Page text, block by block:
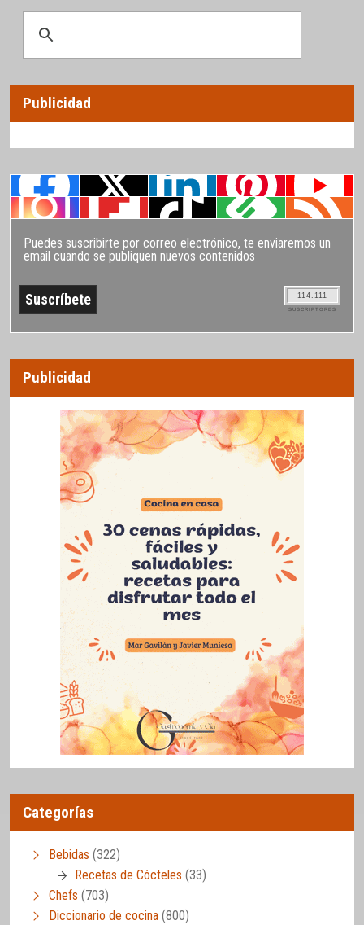
Publicidad
Puedes suscribirte por correo electrónico, te enviaremos un
email cuando se publiquen nuevos contenidos
114.111
SUSCRIPTORES
Publicidad
Categorías
Bebidas (322)
Recetas de Cócteles (33)
Chefs (703)
Diccionario de cocina (800)